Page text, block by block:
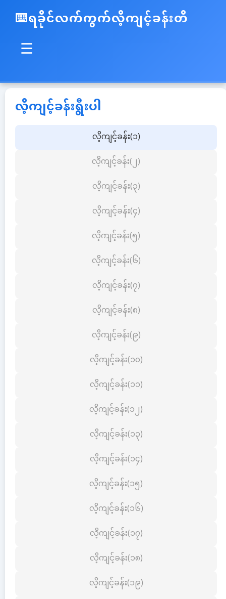
ရခိုင်လက်ကွက်လိ့ကျင့်ခန်းတိ
☰
လိ့ကျင့်ခန်းရွီးပါ
လိ့ကျင့်ခန်း(၁)
လိ့ကျင့်ခန်း(၂)
လိ့ကျင့်ခန်း(၃)
လိ့ကျင့်ခန်း(၄)
လိ့ကျင့်ခန်း(၅)
လိ့ကျင့်ခန်း(၆)
လိ့ကျင့်ခန်း(၇)
လိ့ကျင့်ခန်း(၈)
လိ့ကျင့်ခန်း(၉)
လိ့ကျင့်ခန်း(၁၀)
လိ့ကျင့်ခန်း(၁၁)
လိ့ကျင့်ခန်း(၁၂)
လိ့ကျင့်ခန်း(၁၃)
လိ့ကျင့်ခန်း(၁၄)
လိ့ကျင့်ခန်း(၁၅)
လိ့ကျင့်ခန်း(၁၆)
လိ့ကျင့်ခန်း(၁၇)
လိ့ကျင့်ခန်း(၁၈)
လိ့ကျင့်ခန်း(၁၉)